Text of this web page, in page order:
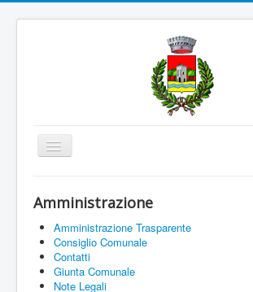
Cambia
navigazione
Amministrazione
Uffici e Servizi
La città
Amministrazione
Amministrazione Trasparente
Consiglio Comunale
Contatti
Giunta Comunale
Note Legali